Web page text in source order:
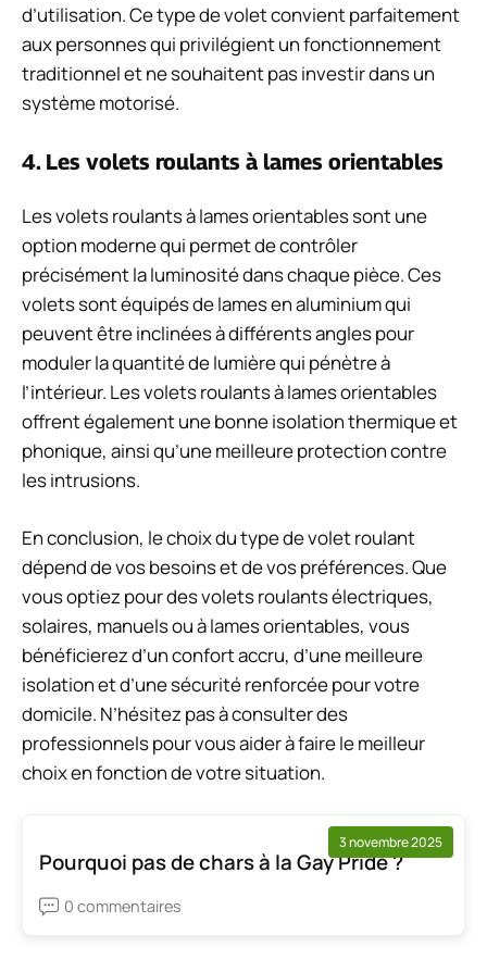
d’utilisation. Ce type de volet convient parfaitement
aux personnes qui privilégient un fonctionnement
traditionnel et ne souhaitent pas investir dans un
système motorisé.
4. Les volets roulants à lames orientables
Les volets roulants à lames orientables sont une
option moderne qui permet de contrôler
précisément la luminosité dans chaque pièce. Ces
volets sont équipés de lames en aluminium qui
peuvent être inclinées à différents angles pour
moduler la quantité de lumière qui pénètre à
l’intérieur. Les volets roulants à lames orientables
offrent également une bonne isolation thermique et
phonique, ainsi qu’une meilleure protection contre
les intrusions.
En conclusion, le choix du type de volet roulant
dépend de vos besoins et de vos préférences. Que
vous optiez pour des volets roulants électriques,
solaires, manuels ou à lames orientables, vous
bénéficierez d’un confort accru, d’une meilleure
isolation et d’une sécurité renforcée pour votre
domicile. N’hésitez pas à consulter des
professionnels pour vous aider à faire le meilleur
choix en fonction de votre situation.
3 novembre 2025
Pourquoi pas de chars à la Gay Pride ?
0 commentaires